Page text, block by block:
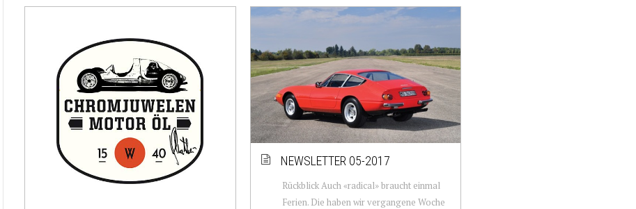
NEWSLETTER 05-2017
Rückblick Auch «radical» braucht einmal
Ferien. Die haben wir vergangene Woche